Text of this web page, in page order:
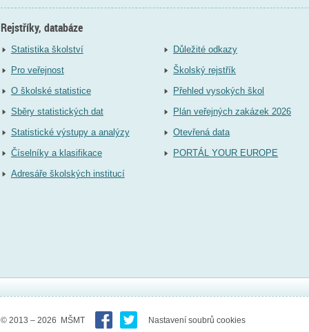
Rejstříky, databáze
Statistika školství
Pro veřejnost
O školské statistice
Sběry statistických dat
Statistické výstupy a analýzy
Číselníky a klasifikace
Adresáře školských institucí
Důležité odkazy
Školský rejstřík
Přehled vysokých škol
Plán veřejných zakázek 2026
Otevřená data
PORTÁL YOUR EUROPE
© 2013 – 2026 MŠMT Nastavení soubrů cookies